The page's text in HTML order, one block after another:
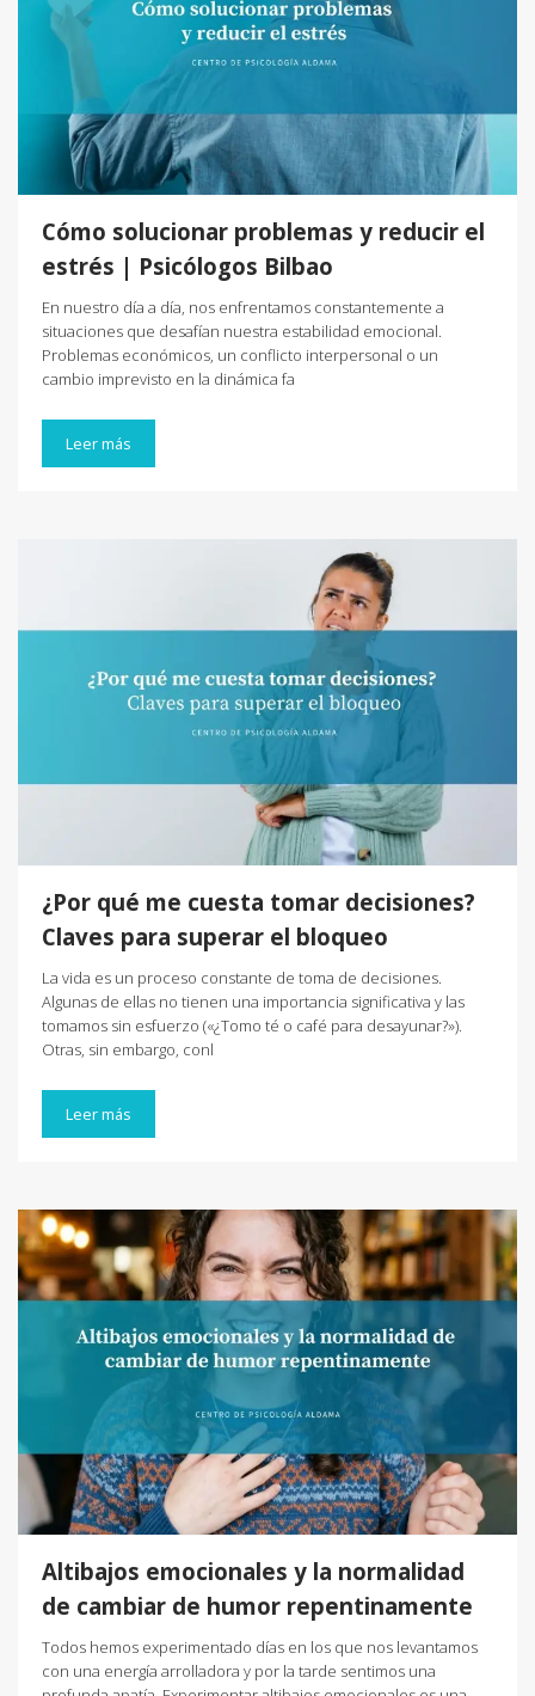
Cómo solucionar problemas y reducir el
estrés | Psicólogos Bilbao
En nuestro día a día, nos enfrentamos constantemente a
situaciones que desafían nuestra estabilidad emocional.
Problemas económicos, un conflicto interpersonal o un
cambio imprevisto en la dinámica fa
Leer más
¿Por qué me cuesta tomar decisiones?
Claves para superar el bloqueo
La vida es un proceso constante de toma de decisiones.
Algunas de ellas no tienen una importancia significativa y las
tomamos sin esfuerzo («¿Tomo té o café para desayunar?»).
Otras, sin embargo, conl
Leer más
Altibajos emocionales y la normalidad
de cambiar de humor repentinamente
Todos hemos experimentado días en los que nos levantamos
con una energía arrolladora y por la tarde sentimos una